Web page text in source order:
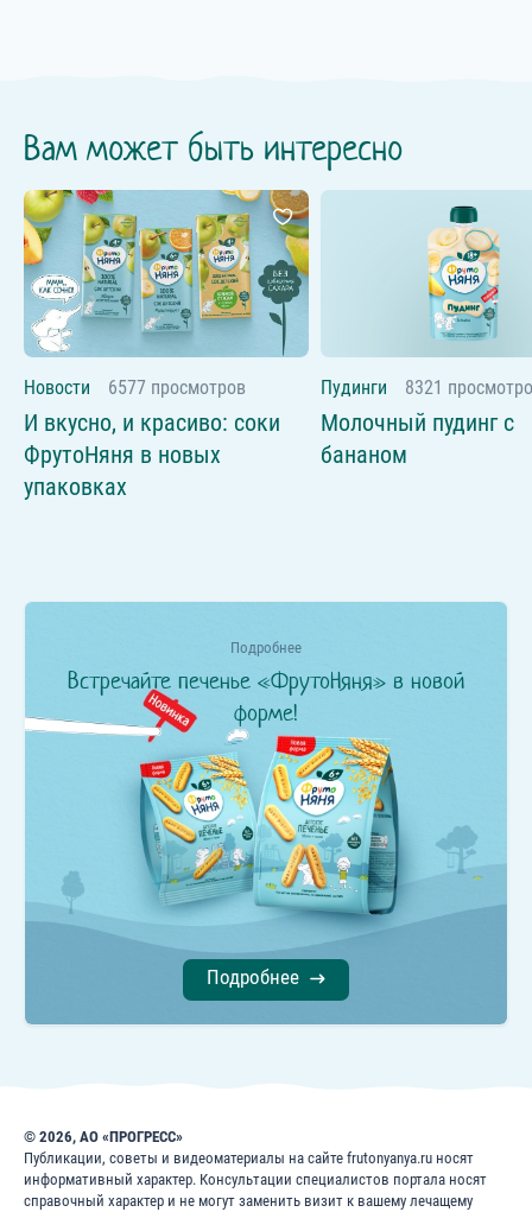
Вам может быть интересно
Новости 6577 просмотров
И вкусно, и красиво: соки
ФрутоНяня в новых
упаковках
Пудинги 8321
Молочный пудинг с
бананом
Подробнее
Встречайте печенье «ФрутоНяня» в новой
форме!
Подробнее
© 2026, АО «ПРОГРЕСС»
Публикации, советы и видеоматериалы на сайте frutonyanya.ru носят
информативный характер. Консультации специалистов портала носят
справочный характер и не могут заменить визит к вашему лечащему